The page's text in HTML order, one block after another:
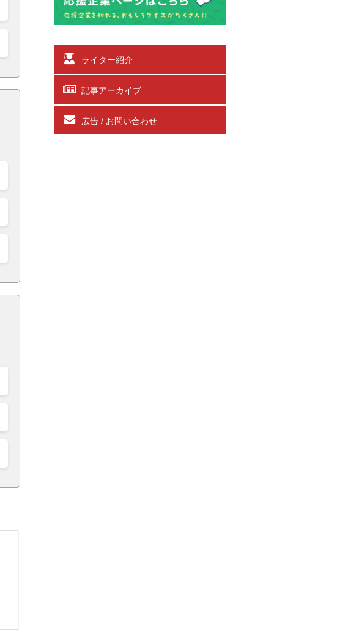
ライター紹介
記事アーカイブ
広告 / お問い合わせ